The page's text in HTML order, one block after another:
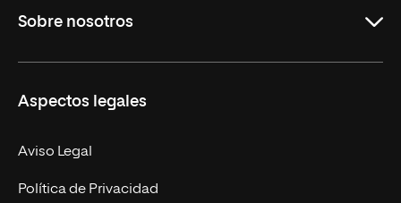
Másteres Oficiales
Másteres Propios
Doctorados
Experto Universitario
Postgrados
Sobre nosotros
Facultades
Nuestro Equipo
Trabaja en UNIR
Aspectos legales
Aviso Legal
Política de Privacidad